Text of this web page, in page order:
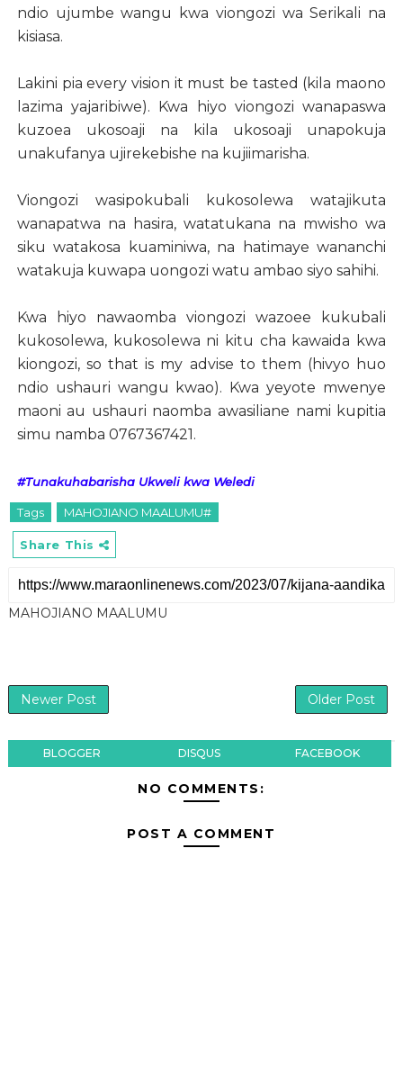
ndio ujumbe wangu kwa viongozi wa Serikali na
kisiasa.
Lakini pia every vision it must be tasted (kila maono
lazima yajaribiwe). Kwa hiyo viongozi wanapaswa
kuzoea ukosoaji na kila ukosoaji unapokuja
unakufanya ujirekebishe na kujiimarisha.
Viongozi wasipokubali kukosolewa watajikuta
wanapatwa na hasira, watatukana na mwisho wa
siku watakosa kuaminiwa, na hatimaye wananchi
watakuja kuwapa uongozi watu ambao siyo sahihi.
Kwa hiyo nawaomba viongozi wazoee kukubali
kukosolewa, kukosolewa ni kitu cha kawaida kwa
kiongozi, so that is my advise to them (hivyo huo
ndio ushauri wangu kwao). Kwa yeyote mwenye
maoni au ushauri naomba awasiliane nami kupitia
simu namba 0767367421.
#Tunakuhabarisha Ukweli kwa Weledi
Tags MAHOJIANO MAALUMU#
Share This
MAHOJIANO MAALUMU
Newer Post Older Post
BLOGGER DISQUS FACEBOOK
NO COMMENTS:
POST A COMMENT